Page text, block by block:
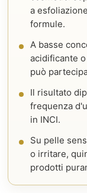
a
formule.
A basse
acidificante
può
Il risultato
frequenza
in INCI.
Su pelle
o irritare,
prodotti